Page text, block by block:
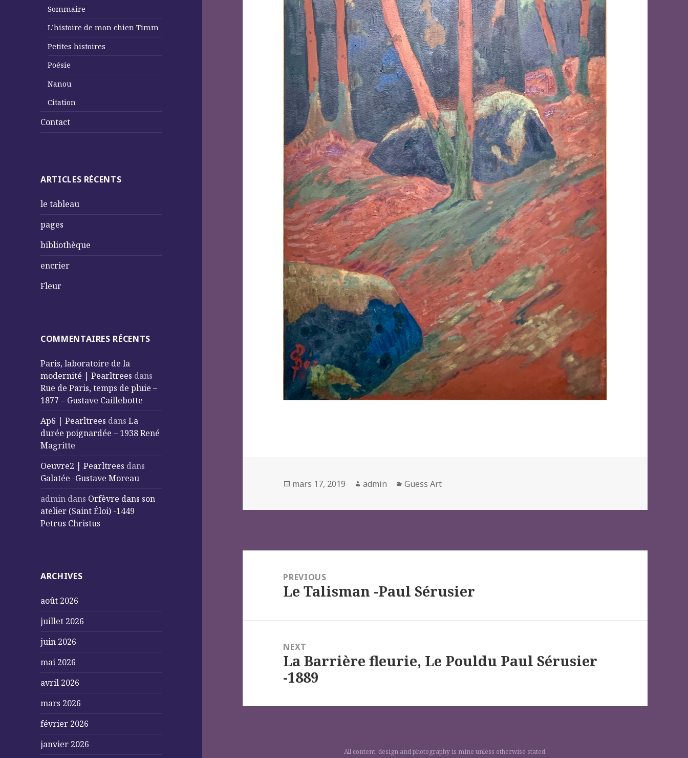
Sommaire
L’histoire de mon chien Timm
Petites histoires
Poésie
Nanou
Citation
Contact
ARTICLES RÉCENTS
le tableau
pages
bibliothèque
encrier
Fleur
COMMENTAIRES RÉCENTS
Paris, laboratoire de la
modernité | Pearltrees dans
Rue de Paris, temps de pluie –
1877 – Gustave Caillebotte
Ap6 | Pearltrees dansLa
durée poignardée – 1938 René
Magritte
Oeuvre2 | Pearltrees dans
Galatée -Gustave Moreau
admin dans Orfèvre dans son
atelier (Saint Éloi) -1449
Petrus Christus
ARCHIVES
août 2026
juillet 2026
juin 2026
mai 2026
avril 2026
mars 2026
février 2026
janvier 2026
Posted
mars 17, 2019 Author
admin Categories
Guess Art
l’article
PREVIOUS
Previous
Le Talisman -Paul Sérusier
NEXT
Next
post:
La Barrière fleurie, Le Pouldu Paul Sérusier
-1889
All content, design and photography is mine unless otherwise stated.